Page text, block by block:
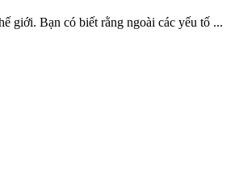
giới. Bạn có biết rằng ngoài các yếu tố ...